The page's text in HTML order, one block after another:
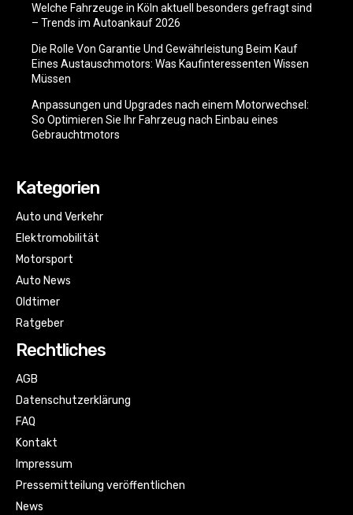
Welche Fahrzeuge in Köln aktuell besonders gefragt sind
– Trends im Autoankauf 2026
Die Rolle Von Garantie Und Gewährleistung Beim Kauf
Eines Austauschmotors: Was Kaufinteressenten Wissen
Müssen
Anpassungen und Upgrades nach einem Motorwechsel:
So Optimieren Sie Ihr Fahrzeug nach Einbau eines
Gebrauchtmotors
Kategorien
Auto und Verkehr
Elektromobilität
Motorsport
Auto News
Oldtimer
Ratgeber
Rechtliches
AGB
Datenschutzerklärung
FAQ
Kontakt
Impressum
Pressemitteilung veröffentlichen
News